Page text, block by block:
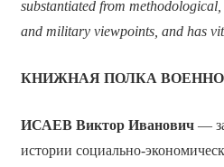
substantiated from
and military viewpoints, and has
КНИЖНАЯ ПОЛКА
ИСАЕВ Виктор Иванович—
истории социально-